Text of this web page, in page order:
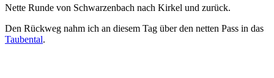
Nette Runde von Schwarzenbach nach Kirkel und zurück.
Den Rückweg nahm ich an diesem Tag über den netten Pass in das
Taubental.